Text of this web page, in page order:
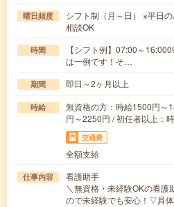
曜日頻度
シフト制（月～日） ※平日
相談OK
時間
【シフト例】07:00～
は一例です！そ…
期間 即日～2ヶ月以上
時給
無資格の方：時給1500円～
円～2250円 / 初任者以上：
交通費
全額支給
仕事内容
看護助手
＼無資格・未経験OKの看護
ので未経験でも安心！▽具